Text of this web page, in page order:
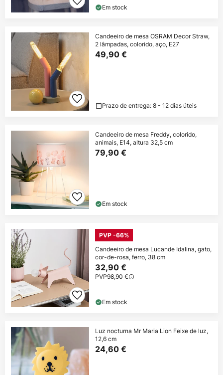
Em stock
Candeeiro de mesa OSRAM Decor Straw,
2 lâmpadas, colorido, aço, E27
49,90 €
Prazo de entrega: 8 - 12 dias úteis
Candeeiro de mesa Freddy, colorido,
animais, E14, altura 32,5 cm
79,90 €
Em stock
PVP -66%
Candeeiro de mesa Lucande Idalina, gato,
cor-de-rosa, ferro, 38 cm
32,90 €
PVP98,90 €
Em stock
Luz nocturna Mr Maria Lion Feixe de luz,
12,6 cm
24,60 €